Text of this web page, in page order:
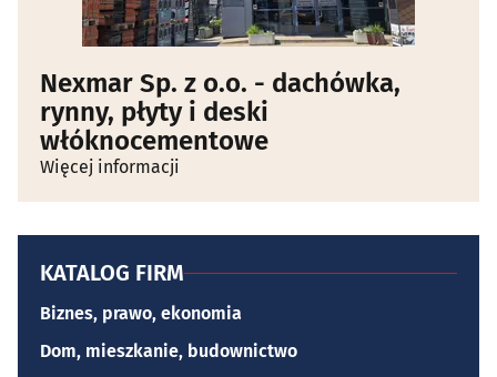
Nexmar Sp. z o.o. - dachówka,
rynny, płyty i deski
włóknocementowe
Więcej informacji
KATALOG FIRM
Biznes, prawo, ekonomia
Dom, mieszkanie, budownictwo